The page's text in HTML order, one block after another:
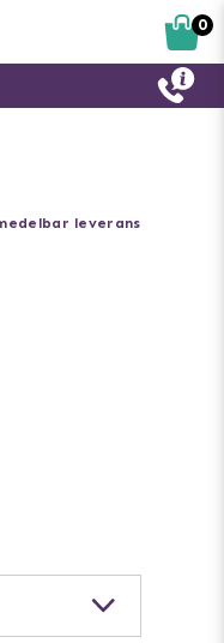
leverans
0